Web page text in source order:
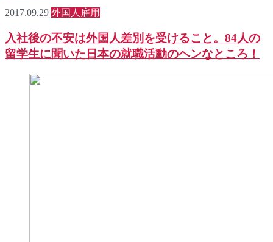
2017.09.29 外国人雇用
入社後の不安は外国人差別を受けること。84人の
留学生に聞いた日本の就職活動のヘンなところ！